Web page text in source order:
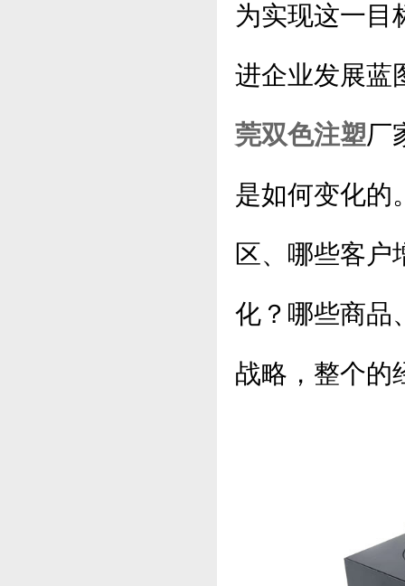
为实现这一目
进企业发展蓝
莞双色注塑厂
是如何变化的
区、哪些客户
化？哪些商品
战略，整个的